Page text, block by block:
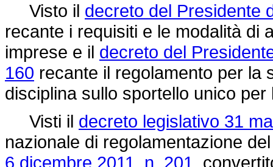
Visto il decreto del Presidente
recante i requisiti e le modalità di
imprese e il decreto del
160 recante il regolamento per la
disciplina sullo sportello unico
Visti il decreto legislativo 31
nazionale di regolamentazione
6 dicembre 2011, n. 201,